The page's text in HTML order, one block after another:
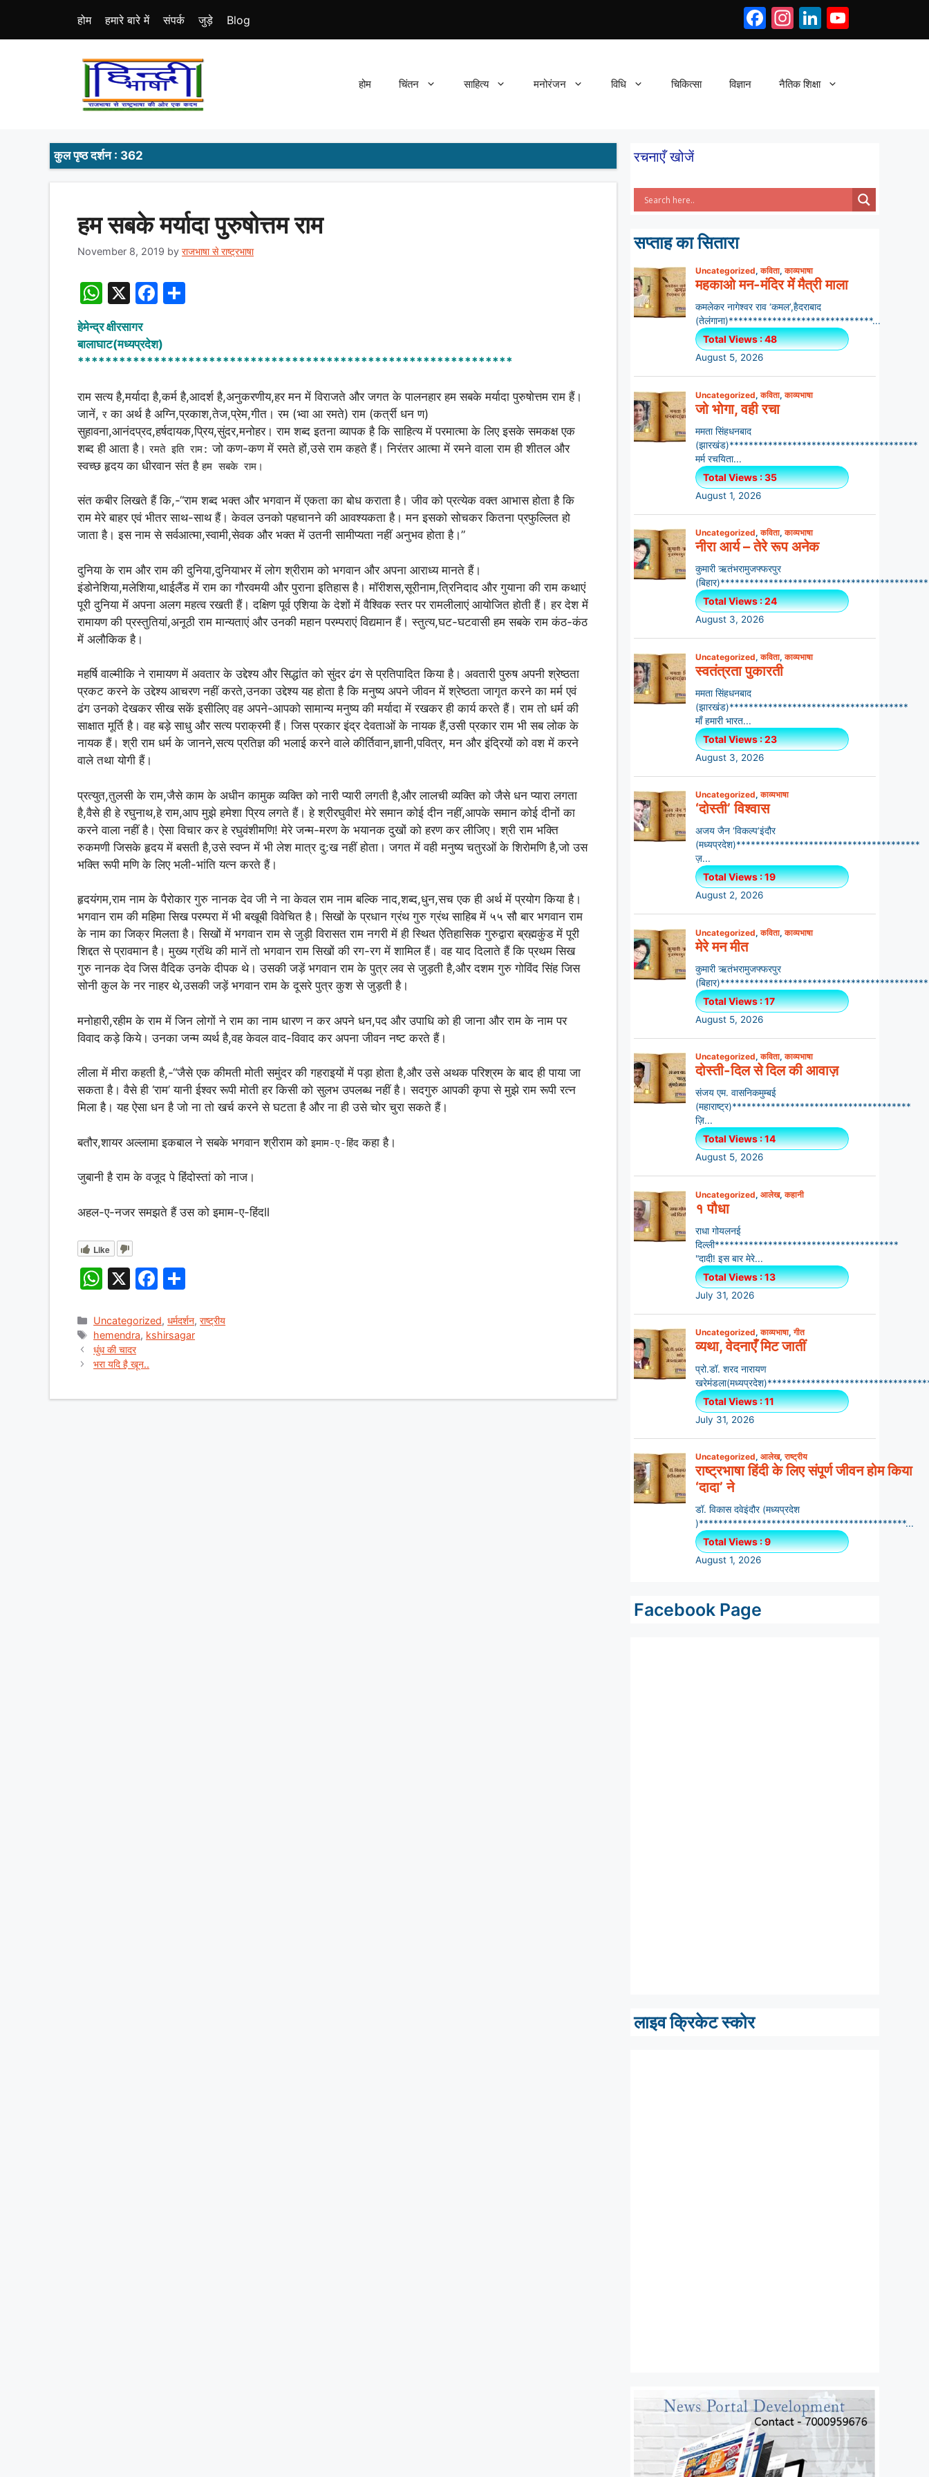
content
Facebook
Instagram
LinkedIn
होम हमारे बारे में संपर्क जुड़े Blog
होम चिंतन साहित्य मनोरंजन विधि चिकित्सा विज्ञान नैतिक शिक्षा
कुल पृष्ठ दर्शन : 362
हम सबके मर्यादा पुरुषोत्तम राम
November 8, 2019 by राजभाषा से राष्ट्रभाषा
W
h
at
s
p
p
X
F
c
e
o
o
k
e
हेमेन्द्र क्षीरसागर
बालाघाट(मध्यप्रदेश)
***************************************************************
राम सत्य है,मर्यादा है,कर्म है,आदर्श है,अनुकरणीय,हर मन में विराजते और जगत के पालनहार हम सबके मर्यादा पुरुषोत्तम राम हैं।
जानें,र का अर्थ है अग्नि,प्रकाश,तेज,प्रेम,गीत। रम (भ्वा आ रमते) राम (कर्त्री धन ण)
सुहावना,आनंदप्रद,हर्षदायक,प्रिय,सुंदर,मनोहर। राम शब्द इतना व्यापक है कि साहित्य में परमात्मा के लिए इसके समकक्ष एक
शब्द ही आता है।रमते इति राम: जो कण-कण में रमते हों,उसे राम कहते हैं। निरंतर आत्मा में रमने वाला राम ही शीतल और
स्वच्छ हृदय का धीरवान संत हैहम सबके राम।
संत कबीर लिखते हैं कि,-“राम शब्द भक्त और भगवान में एकता का बोध कराता है। जीव को प्रत्येक वक्त आभास होता है कि
राम मेरे बाहर एवं भीतर साथ-साथ हैं। केवल उनको पहचानने की आवश्यकता है। मन इसको सोचकर कितना प्रफुल्लित हो
जाता है। इस नाम से सर्वआत्मा,स्वामी,सेवक और भक्त में उतनी सामीप्यता नहीं अनुभव होता है।”
दुनिया के राम और राम की दुनिया,दुनियाभर में लोग श्रीराम को भगवान और अपना आराध्य मानते हैं।
इंडोनेशिया,मलेशिया,थाईलैंड में राम का गौरवमयी और पुराना इतिहास है। मॉरीशस,सूरीनाम,त्रिनिदाद और गुयाना की राम कथाएं
पूरी दुनिया में अपना अलग महत्व रखती हैं। दक्षिण पूर्व एशिया के देशों में वैश्विक स्तर पर रामलीलाएं आयोजित होती हैं। हर देश में
रामायण की प्रस्तुतियां,अनूठी राम मान्यताएं और उनकी महान परम्पराएं विद्यमान हैं। स्तुत्य,घट-घटवासी हम सबके राम कंठ-कंठ
में अलौकिक है।
महर्षि वाल्मीकि ने रामायण में अवतार के उद्देश्य और सिद्धांत को सुंदर ढंग से प्रतिपादित किया है। अवतारी पुरुष अपनी श्रेष्ठता
प्रकट करने के उद्देश्य आचरण नहीं करते,उनका उद्देश्य यह होता है कि मनुष्य अपने जीवन में श्रेष्ठता जागृत करने का मर्म एवं
ढंग उनको देखकर सीख सकें इसीलिए वह अपने-आपको सामान्य मनुष्य की मर्यादा में रखकर ही कार्य करते हैं। राम तो धर्म की
साक्षात मूर्ति है। वह बड़े साधु और सत्य पराक्रमी हैं। जिस प्रकार इंद्र देवताओं के नायक हैं,उसी प्रकार राम भी सब लोक के
नायक हैं। श्री राम धर्म के जानने,सत्य प्रतिज्ञ की भलाई करने वाले कीर्तिवान,ज्ञानी,पवित्र, मन और इंद्रियों को वश में करने
वाले तथा योगी हैं।
प्रत्युत,तुलसी के राम,जैसे काम के अधीन कामुक व्यक्ति को नारी प्यारी लगती है,और लालची व्यक्ति को जैसे धन प्यारा लगता
है,वैसे ही हे रघुनाथ,हे राम,आप मुझे हमेशा प्रिय लगते हैं। हे श्रीरघुवीर! मेरे समान कोई दीन नहीं,आपके समान कोई दीनों का
करने वाला नहीं है। ऐसा विचार कर हे रघुवंशीमणि! मेरे जन्म-मरण के भयानक दुखों को हरण कर लीजिए। श्री राम भक्ति
रुकमणी जिसके हृदय में बसती है,उसे स्वप्न में भी लेश मात्र दु:ख नहीं होता। जगत में वही मनुष्य चतुरओं के शिरोमणि है,जो उस
भक्ति रूपी मणि के लिए भली-भांति यत्न करते हैं।
हृदयंगम,राम नाम के पैरोकार गुरु नानक देव जी ने ना केवल राम नाम बल्कि नाद,शब्द,धुन,सच एक ही अर्थ में प्रयोग किया है।
भगवान राम की महिमा सिख परम्परा में भी बखूबी विवेचित है। सिखों के प्रधान ग्रंथ गुरु ग्रंथ साहिब में ५५ सौ बार भगवान राम
के नाम का जिक्र मिलता है। सिखों में भगवान राम से जुड़ी विरासत राम नगरी में ही स्थित ऐतिहासिक गुरुद्वारा ब्रह्मकुंड में पूरी
शिद्दत से प्रावमान है। मुख्य ग्रंथि की मानें तो भगवान राम सिखों की रग-रग में शामिल हैं। वह याद दिलाते हैं कि प्रथम सिख
गुरु नानक देव जिस वैदिक उनके दीपक थे। उसकी जड़ें भगवान राम के पुत्र लव से जुड़ती है,और दशम गुरु गोविंद सिंह जिस
सोनी कुल के नर नाहर थे,उसकी जड़ें भगवान राम के दूसरे पुत्र कुश से जुड़ती है।
मनोहारी,रहीम के राम में जिन लोगों ने राम का नाम धारण न कर अपने धन,पद और उपाधि को ही जाना और राम के नाम पर
विवाद कड़े किये। उनका जन्म व्यर्थ है,वह केवल वाद-विवाद कर अपना जीवन नष्ट करते हैं।
लीला में मीरा कहती है,-“जैसे एक कीमती मोती समुंदर की गहराइयों में पड़ा होता है,और उसे अथक परिश्रम के बाद ही पाया जा
सकता है। वैसे ही ‘राम’ यानी ईश्वर रूपी मोती हर किसी को सुलभ उपलब्ध नहीं है। सदगुरु आपकी कृपा से मुझे राम रूपी रत्न
मिला है। यह ऐसा धन है जो ना तो खर्च करने से घटता है और ना ही उसे चोर चुरा सकते हैं।
बतौर,शायर अल्लामा इकबाल ने सबके भगवान श्रीराम कोइमाम-ए-हिंद कहा है।
जुबानी है राम के वजूद पे हिंदोस्तां को नाज।
अहल-ए-नजर समझते हैं उस को इमाम-ए-हिंदll
Like
W
at
s
A
X
F
c
e
ar
e
Categories
Uncategorized,धर्मदर्शन,राष्ट्रीय
Tags
hemendra, kshirsagar
धुंध की चादर
भरा यदि है खून..
रचनाएँ खोजें
सप्ताह का सितारा
Facebook Page
लाइव क्रिकेट स्कोर